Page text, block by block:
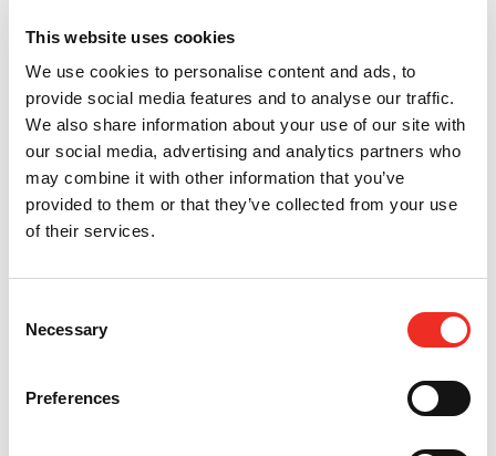
This website uses cookies
We use cookies to personalise content and ads, to
provide social media features and to analyse our traffic.
We also share information about your use of our site with
our social media, advertising and analytics partners who
may combine it with other information that you’ve
provided to them or that they’ve collected from your use
of their services.
Selection
Necessary
Preferences
toegangsoplossing, zoals beperkte ruimte voor het
product of de voertuigen en de bouwkundige integratie.
Ook esthetische wensen spelen een belangrijk rol,
daarnaast zijn er nog de eisen op het gebied van
beveiliging, veiligheid en performance.
Ieder pand is anders, goede integratie van de speedgate vraagt vaak
Daarnaast kennen veel parkeerdekken lange op- & afritten wat vraagt
om speciale voorzieningen. HTC biedt een vehicle entrance solution